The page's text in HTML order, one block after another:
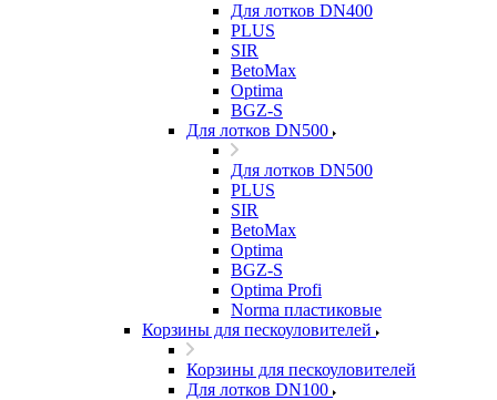
Для лотков DN400
PLUS
SIR
BetoMax
Optima
BGZ-S
Для лотков DN500
Для лотков DN500
PLUS
SIR
BetoMax
Optima
BGZ-S
Optima Profi
Norma пластиковые
Корзины для пескоуловителей
Корзины для пескоуловителей
Для лотков DN100